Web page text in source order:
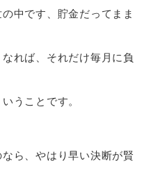
中です、貯金だってまま
れば、それだけ毎月に負
うことです。
ら、やはり早い決断が賢